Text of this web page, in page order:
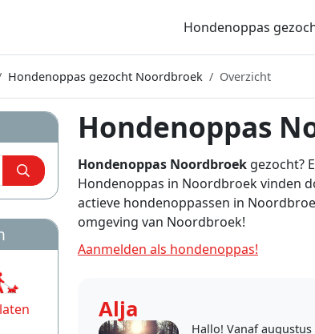
Hondenoppas
Hondenoppas gezocht Noordbroek Overzicht
Hondenoppas
Hondenoppas Noordbroek gezocht?
Hondenoppas in Noordbroek vinden
actieve hondenoppassen in
omgeving van Noordbroek!
Aanmelden als hondenoppas!
Alja
Hallo! Vanaf augustus 2026 ga ik van Assen naar